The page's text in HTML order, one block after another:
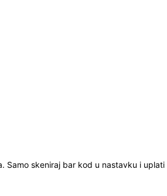
skeniraj bar kod u nastavku i uplati